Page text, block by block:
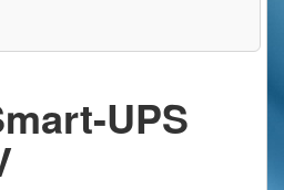
UPS